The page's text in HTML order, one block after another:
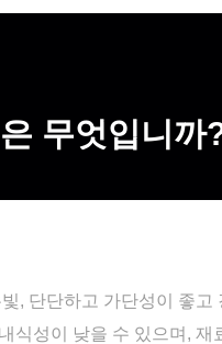
무엇입니까
, 단단하고 가단성이 좋고
식성이 낮을 수 있으며, 재